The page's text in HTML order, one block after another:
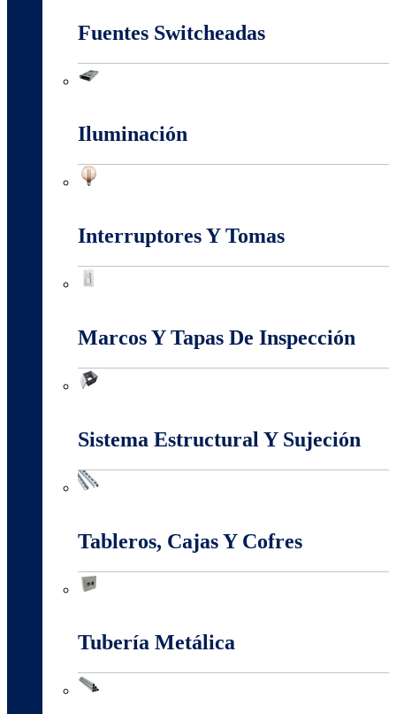
Fuentes Switcheadas
Iluminación
Interruptores Y Tomas
Marcos Y Tapas De Inspección
Sistema Estructural Y Sujeción
Tableros, Cajas Y Cofres
Tubería Metálica